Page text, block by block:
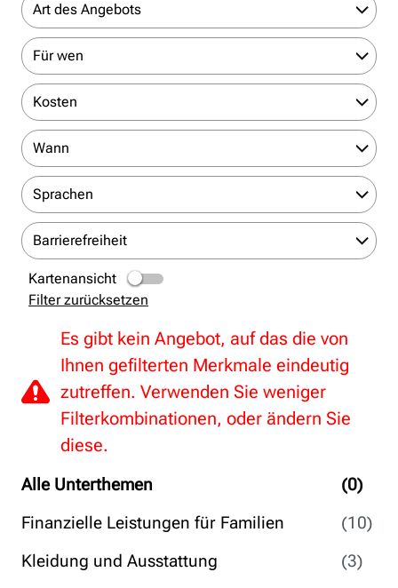
Alle Unterthemen
(0)
Finanzielle Leistungen für Familien
(10)
Kleidung und Ausstattung
(3)
Art des Angebots
Für wen
Kosten
Wann
Sprachen
Barrierefreiheit
Kartenansicht
Filter zurücksetzen
Es gibt kein Angebot, auf das die von
Ihnen gefilterten Merkmale eindeutig
zutreffen. Verwenden Sie weniger
Filterkombinationen, oder ändern Sie
diese.